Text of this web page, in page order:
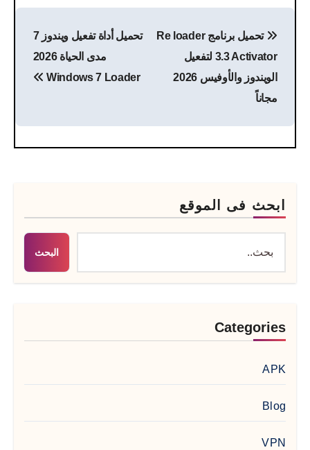
المقالات
تحميل برنامج Re loader
3.3 Activator لتفعيل
الويندوز والأوفيس 2026
مجاناً
تحميل أداة تفعيل ويندوز 7
مدى الحياة 2026
Windows 7 Loader
ابحث فى الموقع
البحث
Categories
APK
Blog
VPN